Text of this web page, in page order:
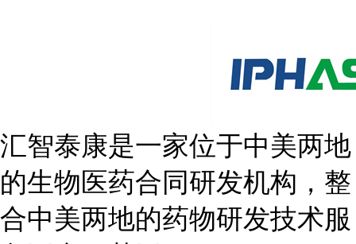
汇智泰康是一家位于中美两地
的生物医药合同研发机构，整
合中美两地的药物研发技术服